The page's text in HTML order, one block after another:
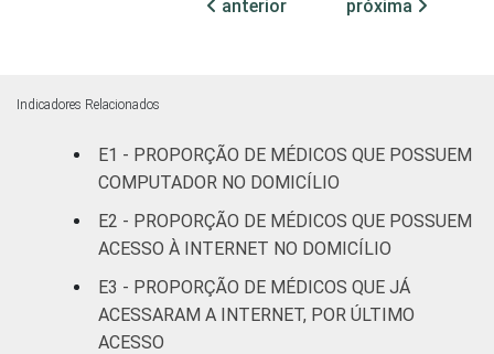
65
leitos)
Com
Internação
(mais de
50 leitos)
FAIXA ETÁRIA
anterior próxima
Indicadores Relacionados
E1 - PROPORÇÃO DE MÉDICOS QUE POSSUEM
COMPUTADOR NO DOMICÍLIO
E2 - PROPORÇÃO DE MÉDICOS QUE POSSUEM
ACESSO À INTERNET NO DOMICÍLIO
E3 - PROPORÇÃO DE MÉDICOS QUE JÁ
ACESSARAM A INTERNET, POR ÚLTIMO
ACESSO